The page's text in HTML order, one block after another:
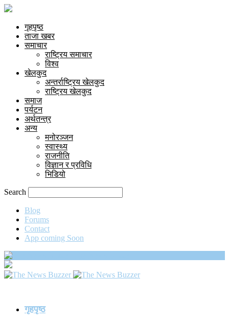
गृहपृष्ठ
ताजा खबर
समाचार
राष्ट्रिय समाचार
विश्व
खेलकुद
अन्तर्राष्ट्रिय खेलकुद
राष्ट्रिय खेलकुद
समाज
पर्यटन
अर्थतन्त्र
अन्य
मनोरञ्जन
स्वास्थ्य
राजनीति
विज्ञान र प्रविधि
भिडियो
Search
Blog
Forums
Contact
App coming Soon
गृहपृष्ठ